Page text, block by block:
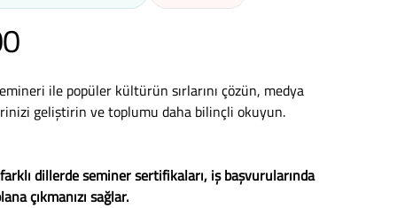
ile popüler kültürün sırlarını çözün, medya
geliştirin ve toplumu daha bilinçli okuyun.
dillerde seminer sertifikaları, iş başvurularında
çıkmanızı sağlar.